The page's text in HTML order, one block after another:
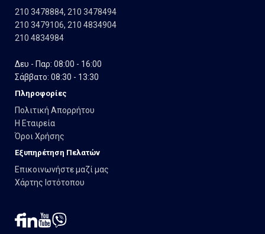
210 3478884, 210 3478494
210 3479106, 210 4834904
210 4834984
Δευ - Παρ: 08:00 - 16:00
Σάββατο: 08:30 - 13:30
Πληροφορίες
Πολιτική Απορρήτου
Η Εταιρεία
Όροι Χρήσης
Εξυπηρέτηση Πελατών
Επικοινωνήστε μαζί μας
Χάρτης Ιστότοπου